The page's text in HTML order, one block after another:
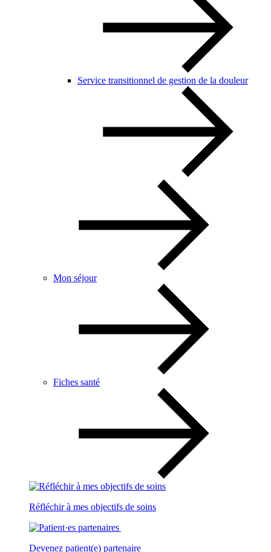
Service transitionnel de gestion de la douleur
Mon séjour
Fiches santé
Réfléchir à mes objectifs de soins
Devenez patient(e) partenaire